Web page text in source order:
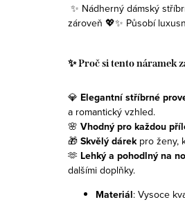
✨ Nádherný dámský
zároveň 💖✨ Působí
✨ Proč si tento náramek
💎 Elegantní stříbrné
a romantický vzhled.
🌸 Vhodný pro každou
🎁 Skvělý dárekpro ženy,
🫶 Lehký a pohodlný na
dalšími doplňky.
Materiál: Vysoce